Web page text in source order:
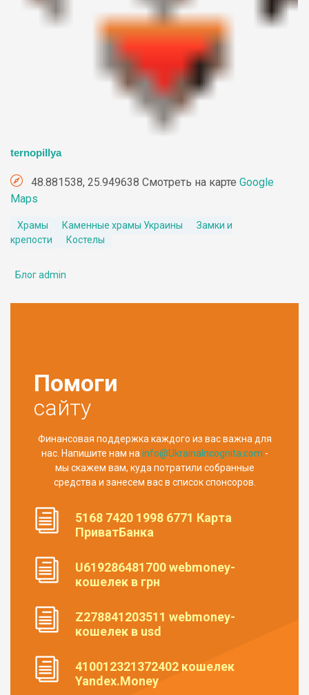
ternopillya
48.881538, 25.949638 Смотреть на карте Google
Maps
Храмы Каменные храмы Украины
Замки и
крепости
Костелы
Блог admin
Помоги
сайту
Финансовая поддержка каждого из вас важна для
нас. Напишите нам на info@UkrainaIncognita.com -
мы скажем вам, куда потратили собранные
средства и занесем вас в список спонсоров.
5168 7420 1998 6771 Карта
ПриватБанка
U619286481700 webmoney-
кошелек в грн
Z278841203511 webmoney-
кошелек в usd
410012321372402 кошелек
Yandex.Money